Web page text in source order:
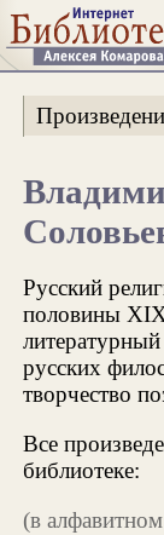
Русский
половины
русских
творчество
Все
библиотеке:
(в